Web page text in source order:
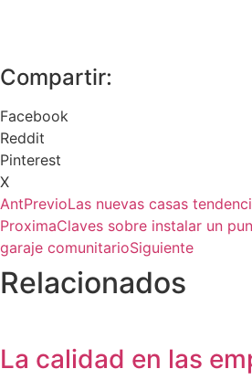
Compartir:
Facebook
Reddit
Pinterest
X
AntPrevioLas nuevas casas
ProximaClaves sobre instalar un
garaje comunitarioSiguiente
Relacionados
La calidad en las